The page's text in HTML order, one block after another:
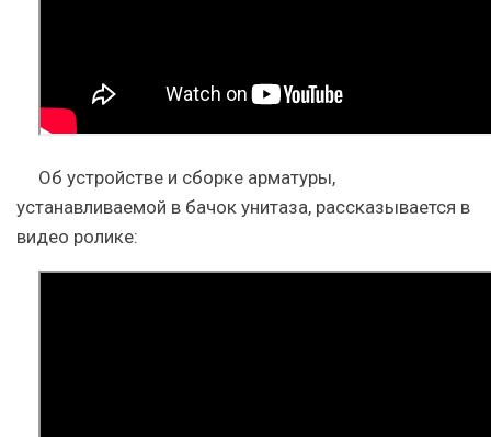
Об устройстве и сборке арматуры,
устанавливаемой в бачок унитаза, рассказывается в
видео ролике: